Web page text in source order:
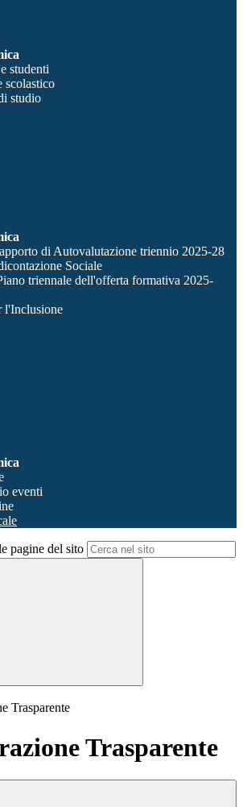
studenti
scolastico
studio
di Autovalutazione triennio 2025-28
Sociale
triennale dell'offerta formativa 2025-
l'Inclusione
eventi
pagine del sito
Trasparente
Trasparente